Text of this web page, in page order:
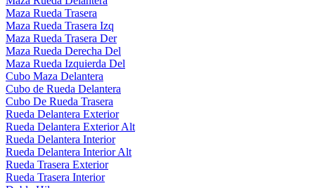
Maza Rueda Trasera
Maza Rueda Trasera Izq
Maza Rueda Trasera Der
Maza Rueda Derecha Del
Maza Rueda Izquierda Del
Cubo Maza Delantera
Cubo de Rueda Delantera
Cubo De Rueda Trasera
Rueda Delantera Exterior
Rueda Delantera Exterior Alt
Rueda Delantera Interior
Rueda Delantera Interior Alt
Rueda Trasera Exterior
Rueda Trasera Interior